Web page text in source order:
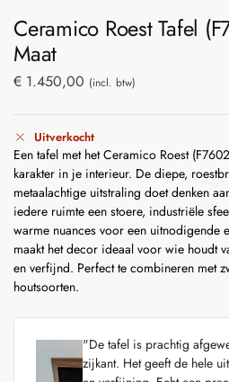
Ceramico Roest Tafel
Maat
€ 1.450,00 (incl. btw)
Uitverkocht
Een tafel met het Ceramico Roest
karakter in je interieur. De diepe,
metaalachtige uitstraling doet denken
iedere ruimte een stoere, industriële
warme nuances voor een uitnodigende
maakt het decor ideaal voor wie houdt
en verfijnd. Perfect te combineren met
houtsoorten.
"De tafel is prachtig
zijkant. Het geeft de hele